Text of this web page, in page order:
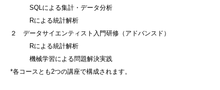
SQLによる集計・データ分析
Rによる統計解析
２ データサイエンティスト入門研修（アドバンスド）
Rによる統計解析
機械学習による問題解決実践
*各コースとも2つの講座で構成されます。